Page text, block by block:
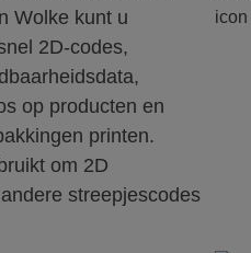
Wolke kunt u
2D-codes,
op producten en
printen.
om 2D
streepjescodes